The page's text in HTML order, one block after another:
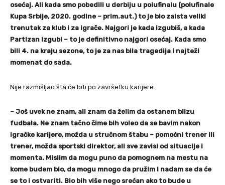
osećaj. Ali kada smo pobedili u derbiju u polufinalu (polufinale
Kupa Srbije, 2020. godine – prim.aut.) to je bio zaista veliki
trenutak za klub i za igrače. Najgori je kada izgubiš, a kada
Partizan izgubi – to je definitivno najgori osećaj. Kada smo
bili 4. na kraju sezone, to je za nas bila tragedija i najteži
momenat do sada.
Nije razmišljao šta će biti po završetku karijere.
– Još uvek ne znam, ali znam da želim da ostanem blizu
fudbala. Ne znam tačno čime bih voleo da se bavim nakon
igračke karijere, možda u stručnom štabu – pomoćni trener ili
trener, možda sportski direktor, ali sve zavisi od situacije i
momenta. Mislim da mogu puno da pomognem na mestu na
kome budem bio, da mogu mnogo da pružim i nadam se da će
se to i ostvariti. Bio bih više nego srećan ako to bude u